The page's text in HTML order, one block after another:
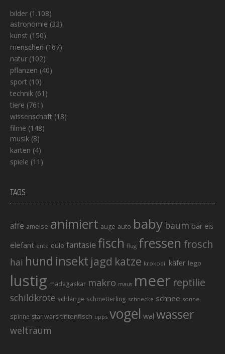
bilder (1.108)
astronomie (33)
kunst (150)
menschen (167)
natur (102)
pflanzen (40)
sport (10)
technik (61)
tiere (761)
wissenschaft (18)
filme (148)
musik (8)
karten (4)
spiele (11)
TAGS
affe ameise animiert auge auto baby baum bär eis
elefant ente eule fantasie fisch flug fressen frosch
hai hund insekt jagd katze krokodil käfer lego
lustig madagaskar makro maus meer reptilie
schildkröte schlange schmetterling schnecke schnee sonne
spinne star wars tintenfisch upps vogel wal wasser
weltraum